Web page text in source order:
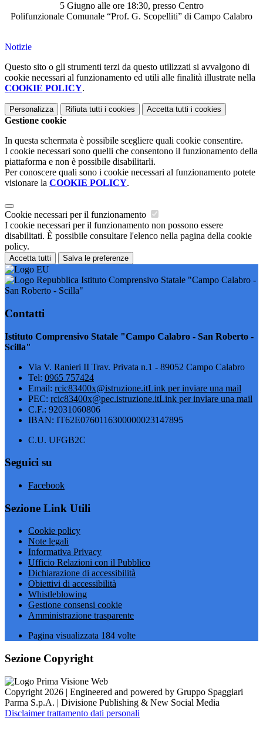
5 Giugno alle ore 18:30, presso Centro
Polifunzionale Comunale “Prof. G. Scopelliti” di Campo Calabro
Notizie
Questo sito o gli strumenti terzi da questo utilizzati si avvalgono di
cookie necessari al funzionamento ed utili alle finalità illustrate nella
COOKIE POLICY.
Personalizza Rifiuta tutti i cookies Accetta tutti i cookies
Gestione cookie
In questa schermata è possibile scegliere quali cookie consentire.
I cookie necessari sono quelli che consentono il funzionamento della
piattaforma e non è possibile disabilitarli.
Per conoscere quali sono i cookie necessari al funzionamento potete
visionare la COOKIE POLICY.
Cookie necessari per il funzionamento
I cookie necessari per il funzionamento non possono essere
disabilitati. È possibile consultare l'elenco nella pagina della cookie
policy.
Accetta tutti Salva le preferenze
Istituto Comprensivo Statale "Campo Calabro -
San Roberto - Scilla"
Contatti
Istituto Comprensivo Statale "Campo Calabro - San Roberto -
Scilla"
Via V. Ranieri II Trav. Privata n.1 - 89052 Campo Calabro
Tel: 0965 757424
Email: rcic83400x@istruzione.itLink per inviare una mail
PEC: rcic83400x@pec.istruzione.itLink per inviare una mail
C.F.: 92031060806
IBAN: IT62E0760116300000023147895
C.U. UFGB2C
Seguici su
Facebook
Sezione Link Utili
Cookie policy
Note legali
Informativa Privacy
Ufficio Relazioni con il Pubblico
Dichiarazione di accessibilità
Obiettivi di accessibilità
Whistleblowing
Gestione consensi cookie
Amministrazione trasparente
Pagina visualizzata 184 volte
Sezione Copyright
Copyright 2026 | Engineered and powered by Gruppo Spaggiari
Parma S.p.A. | Divisione Publishing & New Social Media
Disclaimer trattamento dati personali